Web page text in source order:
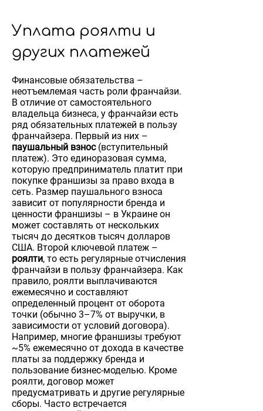
Уплата роялти и
других платежей
Финансовые обязательства –
неотъемлемая часть роли франчайзи.
В отличие от самостоятельного
владельца бизнеса, у франчайзи есть
ряд обязательных платежей в пользу
франчайзера. Первый из них –
паушальный взнос(вступительный
платеж). Это единоразовая сумма,
которую предприниматель платит при
покупке франшизы за право входа в
сеть. Размер паушального взноса
зависит от популярности бренда и
ценности франшизы – в Украине он
может составлять от нескольких
тысяч до десятков тысяч долларов
США. Второй ключевой платеж –
роялти, то есть регулярные отчисления
франчайзи в пользу франчайзера. Как
правило, роялти выплачиваются
ежемесячно и составляют
определенный процент от оборота
точки (обычно 3–7% от выручки, в
зависимости от условий договора).
Например, многие франшизы требуют
~5% ежемесячно от дохода в качестве
платы за поддержку бренда и
пользование бизнес-моделью. Кроме
роялти, договор может
предусматривать и другие регулярные
сборы. Часто встречается